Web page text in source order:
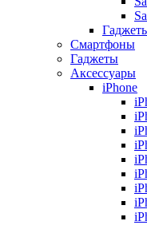
Смартфоны
Гаджеты
Аксессуары
iPhone